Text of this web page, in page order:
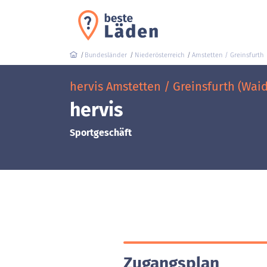
Bundesländer Niederösterreich Amstetten / Greinsfurth
hervis Amstetten / Greinsfurth
hervis
Sportgeschäft